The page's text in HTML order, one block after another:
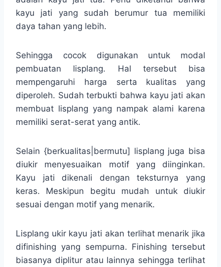
kayu jati yang sudah berumur tua memiliki
daya tahan yang lebih.
Sehingga cocok digunakan untuk modal
pembuatan lisplang. Hal tersebut bisa
mempengaruhi harga serta kualitas yang
diperoleh. Sudah terbukti bahwa kayu jati akan
membuat lisplang yang nampak alami karena
memiliki serat-serat yang antik.
Selain {berkualitas|bermutu] lisplang juga bisa
diukir menyesuaikan motif yang diinginkan.
Kayu jati dikenali dengan teksturnya yang
keras. Meskipun begitu mudah untuk diukir
sesuai dengan motif yang menarik.
Lisplang ukir kayu jati akan terlihat menarik jika
difinishing yang sempurna. Finishing tersebut
biasanya diplitur atau lainnya sehingga terlihat